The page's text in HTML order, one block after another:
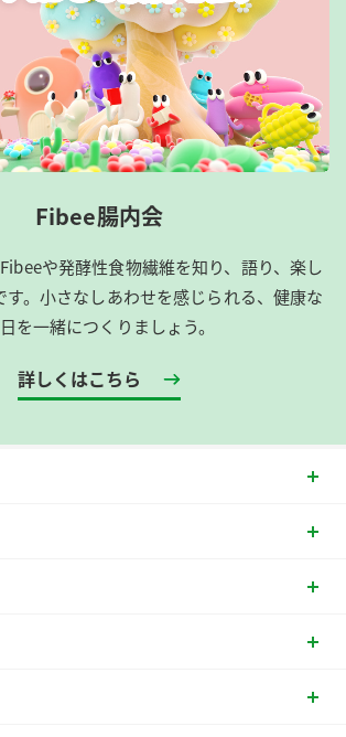
Fibee腸内会
や発酵性食物繊維を知り、語り、楽し
す。​小さなしあわせを感じられる、健康な
を一緒につくりましょう。
詳しくはこちら